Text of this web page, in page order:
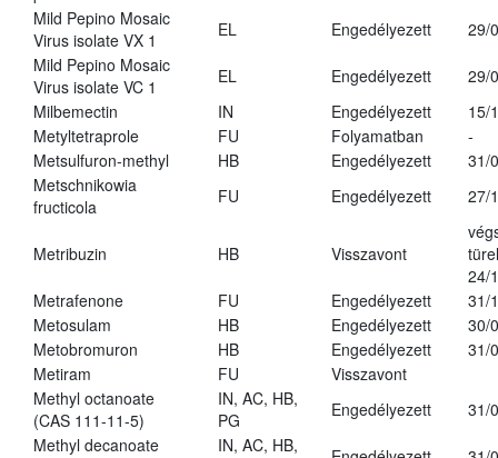
Mild Pepino Mosaic
Virus isolate VX 1
EL Engedélyezett
29/
Mild Pepino Mosaic
Virus isolate VC 1
EL Engedélyezett
29/
Milbemectin
IN Engedélyezett
15/
Metyltetraprole
FU Folyamatban
-
Metsulfuron-methyl
HB Engedélyezett
31/
Metschnikowia
fructicola
FU Engedélyezett 27/
Metribuzin HB Visszavont
24/
Metrafenone
FU Engedélyezett
31/
Metosulam
HB Engedélyezett
30/
Metobromuron
HB Engedélyezett
31/
Metiram
FU
Visszavont
Methyl octanoate
(CAS 111-11-5)
IN, AC, HB,
PG
Engedélyezett
31/
Methyl decanoate
IN, AC, HB,